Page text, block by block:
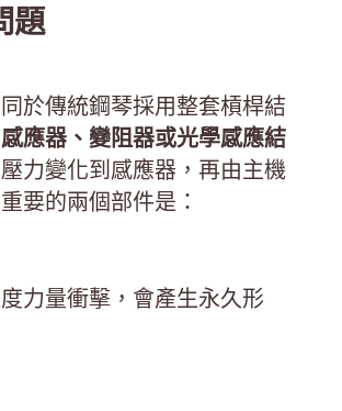
題
於傳統鋼琴採用整套槓桿結
應器、變阻器或光學感應結
力變化到感應器，再由主機
要的兩個部件是：
力量衝擊，會產生永久形